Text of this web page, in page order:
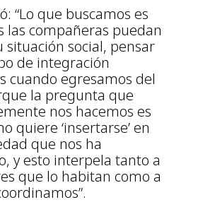
“Lo que buscamos es
las compañeras puedan
situación social, pensar
de integración
cuando egresamos del
la pregunta que
nos hacemos es
quiere ‘insertarse’ en
que nos ha
y esto interpela tanto a
que lo habitan como a